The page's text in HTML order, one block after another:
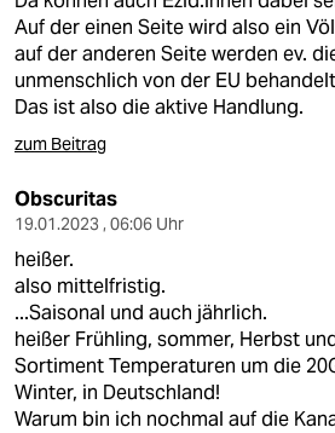
Auf der einen Seite wird also ein
auf der anderen Seite werden ev.
unmenschlich von der EU
Das ist also die aktive Handlung.
zum Beitrag
Obscuritas
19.01.2023 , 06:06 Uhr
heißer.
also mittelfristig.
...Saisonal und auch jährlich.
heißer Frühling, sommer, Herbst
Sortiment Temperaturen um die
Winter, in Deutschland!
Warum bin ich nochmal auf die